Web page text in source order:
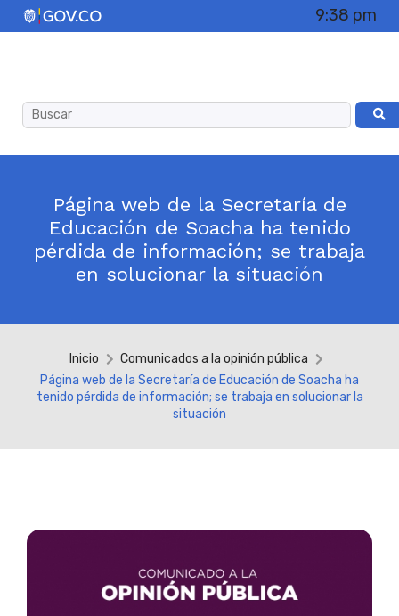
9:38 pm
Página web de la Secretaría de
Educación de Soacha ha tenido
pérdida de información; se trabaja
en solucionar la situación
Inicio
Comunicados a la opinión pública
Página web de la Secretaría de Educación de Soacha ha
tenido pérdida de información; se trabaja en solucionar la
situación